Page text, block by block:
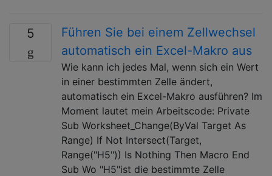
5
Führen Sie bei einem Zellwechsel
automatisch ein Excel-Makro aus
Wie kann ich jedes Mal, wenn sich ein Wert
in einer bestimmten Zelle ändert,
automatisch ein Excel-Makro ausführen? Im
Moment lautet mein Arbeitscode: Private
Sub Worksheet_Change(ByVal Target As
Range) If Not Intersect(Target,
Range("H5")) Is Nothing Then Macro End
Sub Wo "H5"ist die bestimmte Zelle